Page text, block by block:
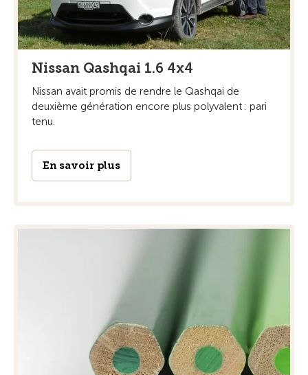
Nissan Qashqai 1.6 4x4
Nissan avait promis de rendre le Qashqai de
deuxième génération encore plus polyvalent : pari
tenu.
En savoir plus